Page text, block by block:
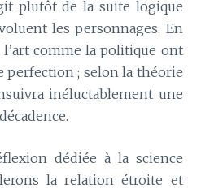
plutôt de la suite logique
les personnages. En
comme la politique ont
perfection ; selon la théorie
inéluctablement une
dédiée à la science
la relation étroite et